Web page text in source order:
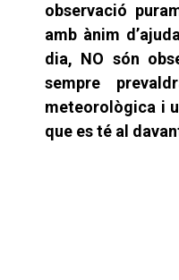
observació
amb ànim
dia, NO són
sempre
meteorològica i
que es té al